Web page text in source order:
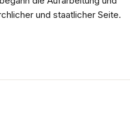
und staatlicher Seite.